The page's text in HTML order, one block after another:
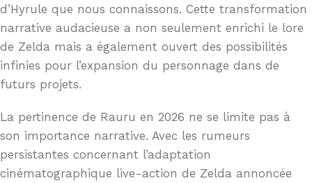
d’Hyrule que nous connaissons. Cette transformation
narrative audacieuse a non seulement enrichi le lore
de Zelda mais a également ouvert des possibilités
infinies pour l’expansion du personnage dans de
futurs projets.
La pertinence de Rauru en 2026 ne se limite pas à
son importance narrative. Avec les rumeurs
persistantes concernant l’adaptation
cinématographique live-action de Zelda annoncée